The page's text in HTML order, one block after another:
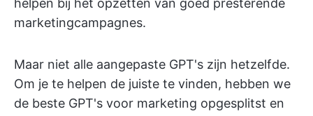
helpen bij het opzetten van goed presterende
marketingcampagnes.
Maar niet alle aangepaste GPT's zijn hetzelfde.
Om je te helpen de juiste te vinden, hebben we
de beste GPT's voor marketing opgesplitst en